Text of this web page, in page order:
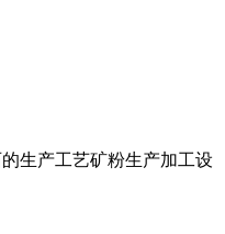
生产工艺矿粉生产加工设